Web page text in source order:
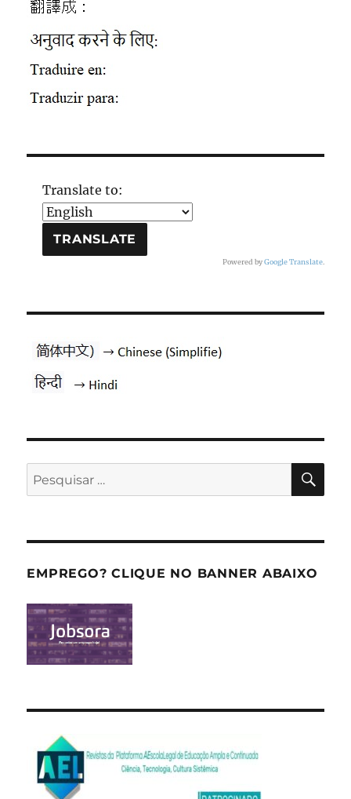
Translate to:
Powered byGoogle Translate.
Pesquisar
por:
EMPREGO? CLIQUE NO BANNER ABAIXO